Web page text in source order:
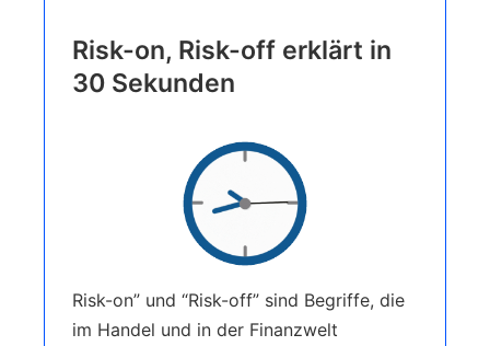
Risk-on, Risk-off erklärt in
30 Sekunden
Risk-on” und “Risk-off” sind Begriffe, die
im Handel und in der Finanzwelt